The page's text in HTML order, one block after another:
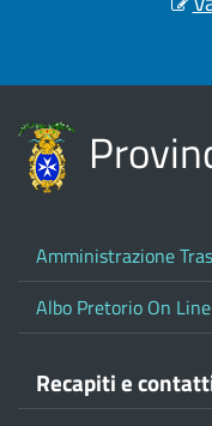
Amministrazione
Albo Pretorio On Line
Recapiti e